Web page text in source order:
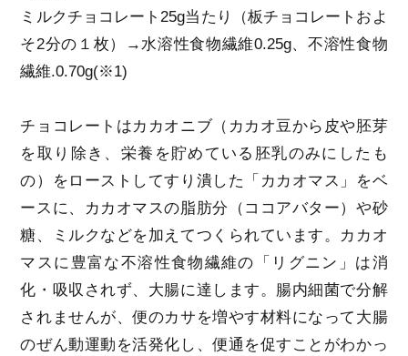
ミルクチョコレート25g当たり（板チョコレートおよ
そ2分の１枚）→水溶性食物繊維0.25g、不溶性食物
繊維.0.70g(※1)
チョコレートはカカオニブ（カカオ豆から皮や胚芽
を取り除き、栄養を貯めている胚乳のみにしたも
の）をローストしてすり潰した「カカオマス」をベ
ースに、カカオマスの脂肪分（ココアバター）や砂
糖、ミルクなどを加えてつくられています。カカオ
マスに豊富な不溶性食物繊維の「リグニン」は消
化・吸収されず、大腸に達します。腸内細菌で分解
されませんが、便のカサを増やす材料になって大腸
のぜん動運動を活発化し、便通を促すことがわかっ